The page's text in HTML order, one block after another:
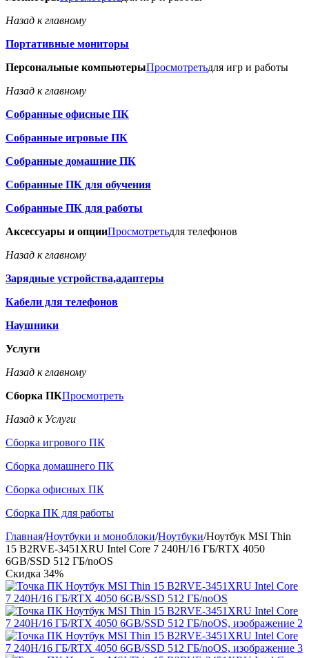
Назад к главному
Портативные мониторы
Персональные компьютерыПросмотретьдля игр и работы
Назад к главному
Собранные офисные ПК
Собранные игровые ПК
Собранные домашние ПК
Собранные ПК для обучения
Собранные ПК для работы
Аксессуары и опцииПросмотретьдля телефонов
Назад к главному
Зарядные устройства,адаптеры
Кабели для телефонов
Наушники
Услуги
Назад к главному
Сборка ПКПросмотреть
Назад к Услуги
Сборка игрового ПК
Сборка домашнего ПК
Сборка офисных ПК
Сборка ПК для работы
Главная/Ноутбуки и моноблоки/Ноутбуки/Ноутбук MSI Thin
15 B2RVE-3451XRU Intel Core 7 240H/16 ГБ/RTX 4050
6GB/SSD 512 ГБ/noOS
Скидка 34%